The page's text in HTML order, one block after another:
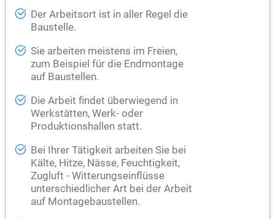
Der Arbeitsort ist in aller Regel die
Baustelle.
Sie arbeiten meistens im Freien,
zum Beispiel für die Endmontage
auf Baustellen.
Die Arbeit findet überwiegend in
Werkstätten, Werk- oder
Produktionshallen statt.
Bei Ihrer Tätigkeit arbeiten Sie bei
Kälte, Hitze, Nässe, Feuchtigkeit,
Zugluft - Witterungseinflüsse
unterschiedlicher Art bei der Arbeit
auf Montagebaustellen.